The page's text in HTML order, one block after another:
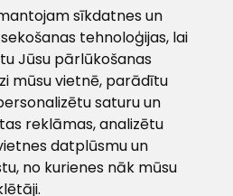
sīkdatnes un
tehnoloģijas, lai
Jūsu pārlūkošanas
mūsu vietnē, parādītu
saturu un
reklāmas, analizētu
datplūsmu un
no kurienes nāk mūsu
8:00 - 17:00